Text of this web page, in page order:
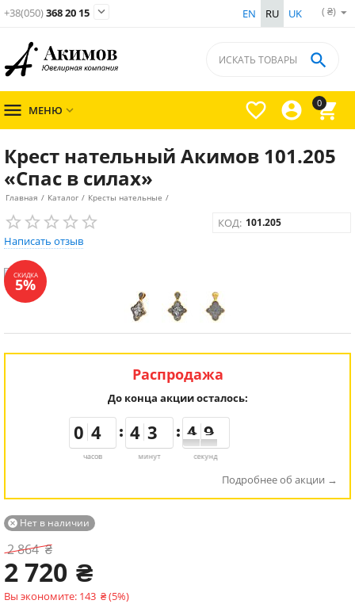
( ₴)
EN RU UK
+38(050)368 20 15 
0




 МЕНЮ 
Крест нательный Акимов 101.205
«Спас в силах»
Главная / Каталог / Кресты нательные /
Написать отзыв
КОД: 101.205
СКИДКА
5%
Распродажа
До конца акции осталось:
часов
9
9
0
0 3
3
4
4
минут
3
3
4
4 2
2
3
3
секунд
5
4
4 9
9
8
Подробнее об акции
Нет в наличии

2 864₴
2 720 ₴
Вы экономите: 143 ₴(5%)